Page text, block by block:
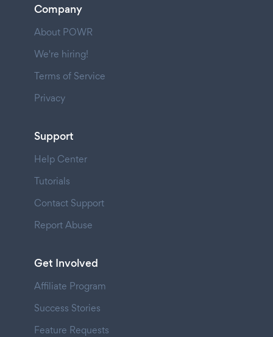
Company
About POWR
We're hiring!
Terms of Service
Privacy
Support
Help Center
Tutorials
Contact Support
Report Abuse
Get Involved
Affiliate Program
Success Stories
Feature Requests